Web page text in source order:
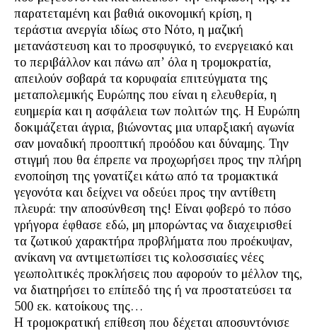
παρατεταμένη και βαθιά οικονομική κρίση, η
τεράστια ανεργία ιδίως στο Νότο, η μαζική
μετανάστευση και το προσφυγικό, το ενεργειακό και
το περιβάλλον και πάνω απ’ όλα η τρομοκρατία,
απειλούν σοβαρά τα κορυφαία επιτεύγματα της
μεταπολεμικής Ευρώπης που είναι η ελευθερία, η
ευημερία και η ασφάλεια των πολιτών της. Η Ευρώπη
δοκιμάζεται άγρια, βιώνοντας μια υπαρξιακή αγωνία
σαν μοναδική προοπτική προόδου και δύναμης. Την
στιγμή που θα έπρεπε να προχωρήσει προς την πλήρη
ενοποίηση της γονατίζει κάτω από τα τρομακτικά
γεγονότα και δείχνει να οδεύει προς την αντίθετη
πλευρά: την αποσύνθεση της! Είναι φοβερό το πόσο
γρήγορα έφθασε εδώ, μη μπορώντας να διαχειρισθεί
τα ζωτικού χαρακτήρα προβλήματα που προέκυψαν,
ανίκανη να αντιμετωπίσει τις κολοσσιαίες νέες
γεωπολιτικές προκλήσεις που αφορούν το μέλλον της,
να διατηρήσει το επίπεδό της ή να προστατεύσει τα
500 εκ. κατοίκους της…
Η τρομοκρατική επίθεση που δέχεται αποσυντόνισε